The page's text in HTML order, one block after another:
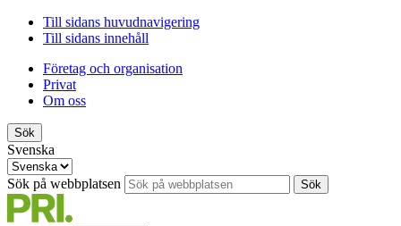
Till sidans huvudnavigering
Till sidans innehåll
Företag och organisation
Privat
Om oss
Sök
Svenska
Sök på webbplatsen Sök